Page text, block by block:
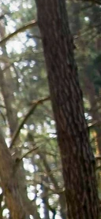
in